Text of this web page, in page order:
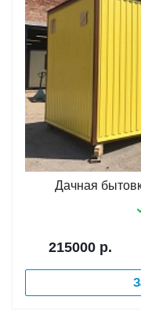
Дачная
215000 р.